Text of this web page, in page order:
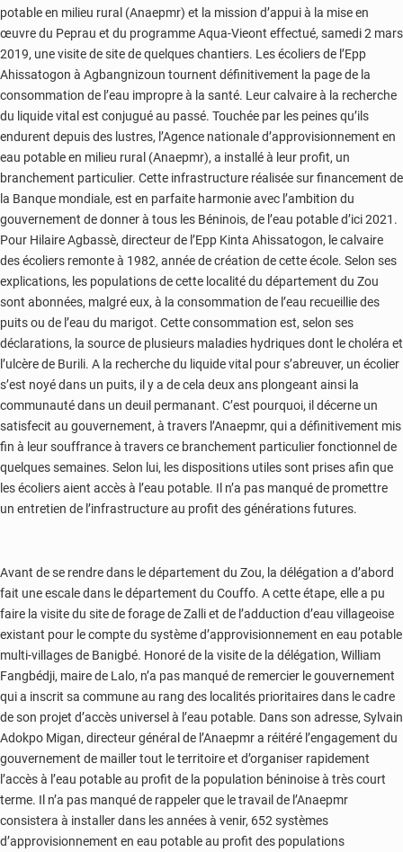
potable en milieu rural (Anaepmr) et la mission d’appui à la mise en
œuvre du Peprau et du programme Aqua-Vieont effectué, samedi 2 mars
2019, une visite de site de quelques chantiers. Les écoliers de l’Epp
Ahissatogon à Agbangnizoun tournent définitivement la page de la
consommation de l’eau impropre à la santé. Leur calvaire à la recherche
du liquide vital est conjugué au passé. Touchée par les peines qu’ils
endurent depuis des lustres, l’Agence nationale d’approvisionnement en
eau potable en milieu rural (Anaepmr), a installé à leur profit, un
branchement particulier. Cette infrastructure réalisée sur financement de
la Banque mondiale, est en parfaite harmonie avec l’ambition du
gouvernement de donner à tous les Béninois, de l’eau potable d’ici 2021.
Pour Hilaire Agbassè, directeur de l’Epp Kinta Ahissatogon, le calvaire
des écoliers remonte à 1982, année de création de cette école. Selon ses
explications, les populations de cette localité du département du Zou
sont abonnées, malgré eux, à la consommation de l’eau recueillie des
puits ou de l’eau du marigot. Cette consommation est, selon ses
déclarations, la source de plusieurs maladies hydriques dont le choléra et
l’ulcère de Burili. A la recherche du liquide vital pour s’abreuver, un écolier
s’est noyé dans un puits, il y a de cela deux ans plongeant ainsi la
communauté dans un deuil permanant. C’est pourquoi, il décerne un
satisfecit au gouvernement, à travers l’Anaepmr, qui a définitivement mis
fin à leur souffrance à travers ce branchement particulier fonctionnel de
quelques semaines. Selon lui, les dispositions utiles sont prises afin que
les écoliers aient accès à l’eau potable. Il n’a pas manqué de promettre
un entretien de l’infrastructure au profit des générations futures.
Avant de se rendre dans le département du Zou, la délégation a d’abord
fait une escale dans le département du Couffo. A cette étape, elle a pu
faire la visite du site de forage de Zalli et de l’adduction d’eau villageoise
existant pour le compte du système d’approvisionnement en eau potable
multi-villages de Banigbé. Honoré de la visite de la délégation, William
Fangbédji, maire de Lalo, n’a pas manqué de remercier le gouvernement
qui a inscrit sa commune au rang des localités prioritaires dans le cadre
de son projet d’accès universel à l’eau potable. Dans son adresse, Sylvain
Adokpo Migan, directeur général de l’Anaepmr a réitéré l’engagement du
gouvernement de mailler tout le territoire et d’organiser rapidement
l’accès à l’eau potable au profit de la population béninoise à très court
terme. Il n’a pas manqué de rappeler que le travail de l’Anaepmr
consistera à installer dans les années à venir, 652 systèmes
d’approvisionnement en eau potable au profit des populations